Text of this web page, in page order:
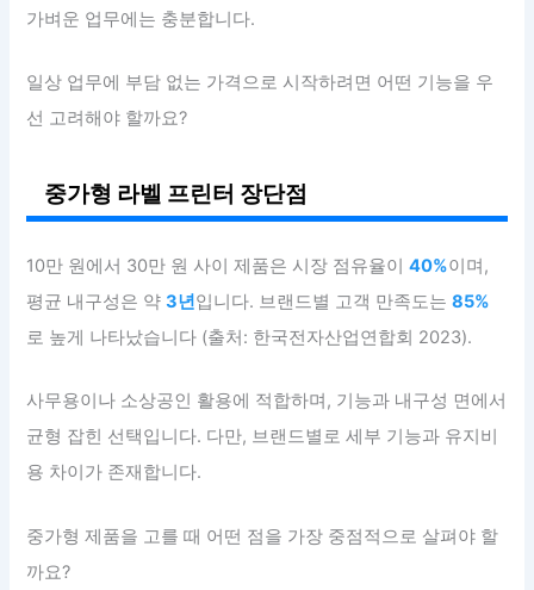
가벼운 업무에는 충분합니다.
일상 업무에 부담 없는 가격으로 시작하려면 어떤 기능을 우
선 고려해야 할까요?
중가형 라벨 프린터 장단점
10만 원에서 30만 원 사이 제품은 시장 점유율이40%이며,
평균 내구성은 약3년입니다. 브랜드별 고객 만족도는85%
로 높게 나타났습니다 (출처: 한국전자산업연합회 2023).
사무용이나 소상공인 활용에 적합하며, 기능과 내구성 면에서
균형 잡힌 선택입니다. 다만, 브랜드별로 세부 기능과 유지비
용 차이가 존재합니다.
중가형 제품을 고를 때 어떤 점을 가장 중점적으로 살펴야 할
까요?